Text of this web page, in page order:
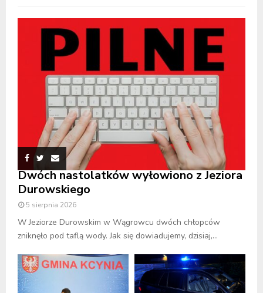
Dwóch nastolatków wyłowiono z Jeziora
Durowskiego
5 sierpnia 2026
W Jeziorze Durowskim w Wągrowcu dwóch chłopców
zniknęło pod taflą wody. Jak się dowiadujemy, dzisiaj,...